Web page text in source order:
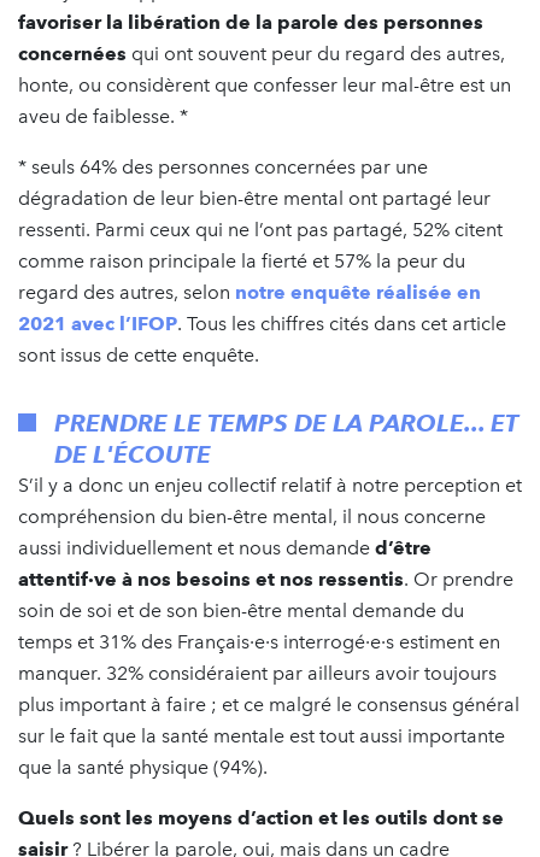
favoriser la libération de la parole des personnes
concernées qui ont souvent peur du regard des autres,
honte, ou considèrent que confesser leur mal-être est un
aveu de faiblesse. *
* seuls 64% des personnes concernées par une
dégradation de leur bien-être mental ont partagé leur
ressenti. Parmi ceux qui ne l’ont pas partagé, 52% citent
comme raison principale la fierté et 57% la peur du
regard des autres, selon notre enquête réalisée en
2021 avec l’IFOP. Tous les chiffres cités dans cet article
sont issus de cette enquête.
PRENDRE LE TEMPS DE LA PAROLE... ET
DE L'ÉCOUTE
S’il y a donc un enjeu collectif relatif à notre perception et
compréhension du bien-être mental, il nous concerne
aussi individuellement et nous demande d’être
attentif·ve à nos besoins et nos ressentis. Or prendre
soin de soi et de son bien-être mental demande du
temps et 31% des Français·e·s interrogé·e·s estiment en
manquer. 32% considéraient par ailleurs avoir toujours
plus important à faire ; et ce malgré le consensus général
sur le fait que la santé mentale est tout aussi importante
que la santé physique (94%).
Quels sont les moyens d’action et les outils dont se
saisir ? Libérer la parole, oui, mais dans un cadre